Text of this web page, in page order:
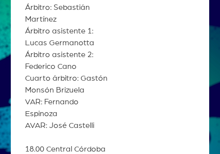
Árbitro: Sebastián
Martínez
Árbitro asistente 1:
Lucas Germanotta
Árbitro asistente 2:
Federico Cano
Cuarto árbitro: Gastón
Monsón Brizuela
VAR: Fernando
Espinoza
AVAR: José Castelli
18.00 Central Córdoba